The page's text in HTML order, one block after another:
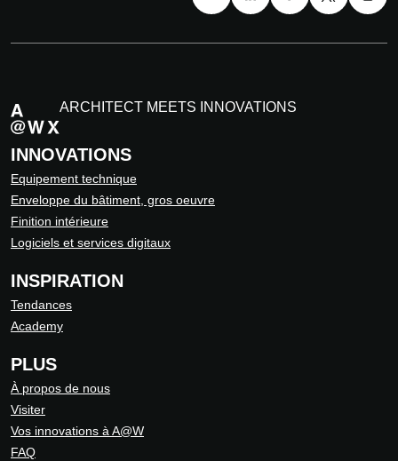
ARCHITECT MEETS INNOVATIONS
INNOVATIONS
Equipement technique
Enveloppe du bâtiment, gros oeuvre
Finition intérieure
Logiciels et services digitaux
INSPIRATION
Tendances
Academy
PLUS
À propos de nous
Visiter
Vos innovations à A@W
FAQ